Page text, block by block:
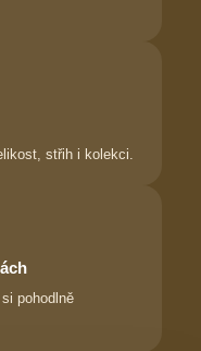
střih i kolekci.
pohodlně